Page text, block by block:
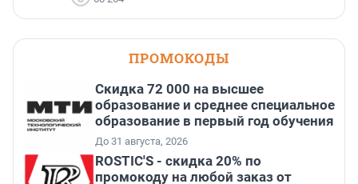
ПРОМОКОДЫ
Скидка 72 000 на высшее
образование и среднее специальное
образование в первый год обучения
До 31 августа, 2026
ROSTIC'S - скидка 20% по
промокоду на любой заказ от